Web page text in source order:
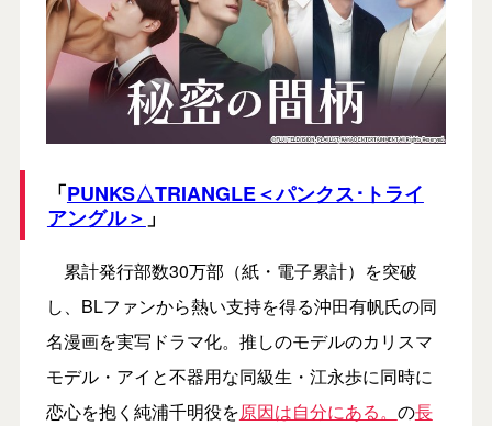
「PUNKS△TRIANGLE＜パンクス･トライ
アングル＞」
累計発行部数30万部（紙・電子累計）を突破
し、BLファンから熱い支持を得る沖田有帆氏の同
名漫画を実写ドラマ化。推しのモデルのカリスマ
モデル・アイと不器用な同級生・江永歩に同時に
恋心を抱く純浦千明役を原因は自分にある。 の長